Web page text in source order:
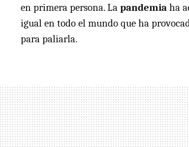
en primera persona. La pandemia ha
igual en todo el mundo que ha
para paliarla.